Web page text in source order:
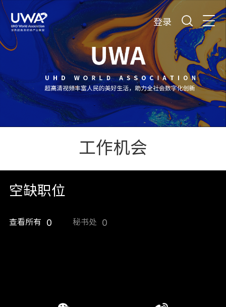
登录
工作机会
空缺职位
查看所有 0 秘书处 0